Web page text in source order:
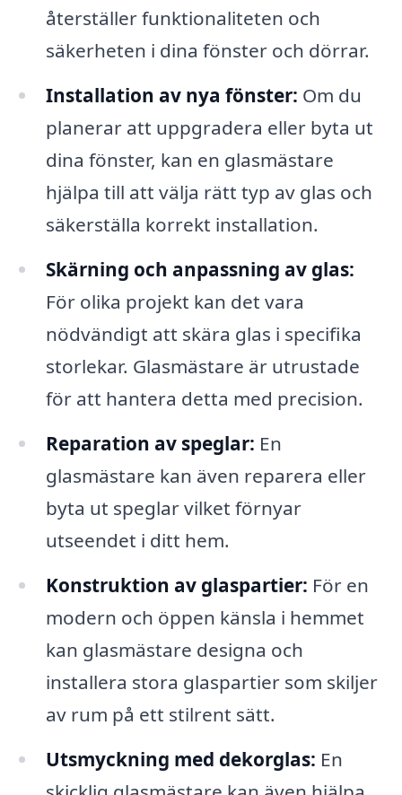
återställer funktionaliteten och
säkerheten i dina fönster och dörrar.
Installation av nya fönster: Om du
planerar att uppgradera eller byta ut
dina fönster, kan en glasmästare
hjälpa till att välja rätt typ av glas och
säkerställa korrekt installation.
Skärning och anpassning av glas:
För olika projekt kan det vara
nödvändigt att skära glas i specifika
storlekar. Glasmästare är utrustade
för att hantera detta med precision.
Reparation av speglar: En
glasmästare kan även reparera eller
byta ut speglar vilket förnyar
utseendet i ditt hem.
Konstruktion av glaspartier: För en
modern och öppen känsla i hemmet
kan glasmästare designa och
installera stora glaspartier som skiljer
av rum på ett stilrent sätt.
Utsmyckning med dekorglas: En